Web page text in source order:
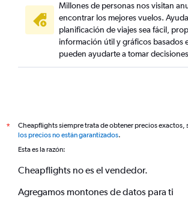
Millones de personas nos visitan
encontrar los mejores vuelos.
planificación de viajes sea fácil,
información útil y gráficos basados
pueden ayudarte a tomar
*
Cheapflights siempre trata de obtener precios exactos,
los precios no están garantizados.
Esta es la razón:
Cheapflights no es el vendedor.
Agregamos montones de datos para ti